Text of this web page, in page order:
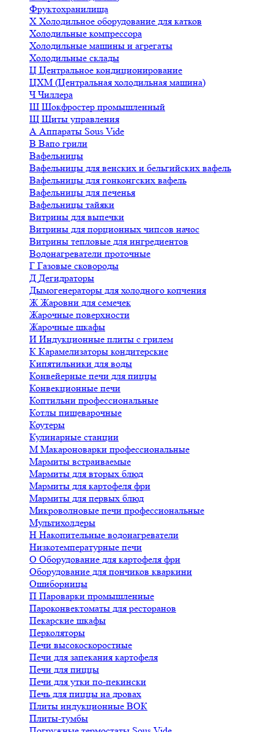
Фруктохранилища
Х Холодильное оборудование для катков
Холодильные компрессора
Холодильные машины и агрегаты
Холодильные склады
Ц Центральное кондиционирование
ЦХМ (Центральная холодильная машина)
ЧЧиллера
Ш Шокфростер промышленный
Щ Щиты управления
А Аппараты Sous Vide
В Вапо грили
Вафельницы
Вафельницы для венских и бельгийских вафель
Вафельницы для гонконгских вафель
Вафельницы для печенья
Вафельницы тайяки
Витрины для выпечки
Витрины для порционных чипсов начос
Витрины тепловые для ингредиентов
Водонагреватели проточные
Г Газовые сковороды
Д Дегидраторы
Дымогенераторы для холодного копчения
ЖЖаровни для семечек
Жарочные поверхности
Жарочные шкафы
И Индукционные плиты с грилем
К Карамелизаторы кондитерские
Кипятильники для воды
Конвейерные печи для пиццы
Конвекционные печи
Коптильни профессиональные
Котлы пищеварочные
Коутеры
Кулинарные станции
М Макароноварки профессиональные
Мармиты встраиваемые
Мармиты для вторых блюд
Мармиты для картофеля фри
Мармиты для первых блюд
Микроволновые печи профессиональные
Мультихолдеры
Н Накопительные водонагреватели
Низкотемпературные печи
О Оборудование для картофеля фри
Оборудование для пончиков кваркини
Ошиборницы
П Пароварки промышленные
Пароконвектоматы для ресторанов
Пекарские шкафы
Перколяторы
Печи высокоскоростные
Печи для запекания картофеля
Печи для пиццы
Печи для утки по-пекински
Печь для пиццы на дровах
Плиты индукционные ВОК
Плиты-тумбы